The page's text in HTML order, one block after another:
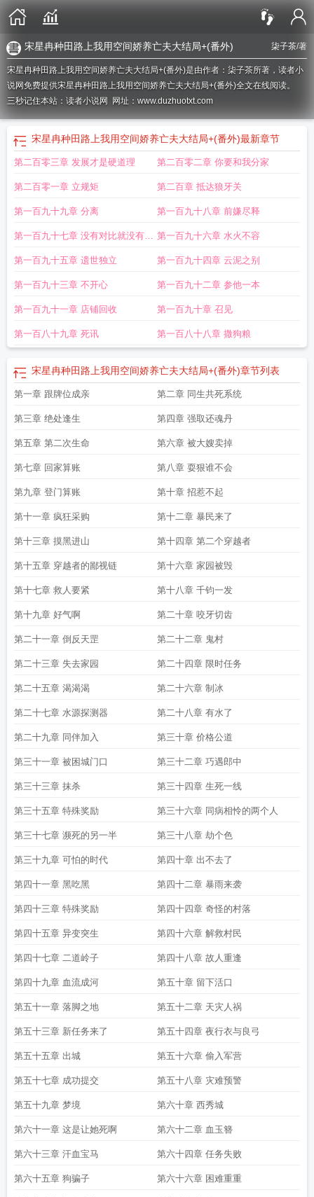
柒子茶/著
宋星冉种田路上我用空间娇养亡夫大结局+(番外)
宋星冉种田路上我用空间娇养亡夫大结局+(番外)是由作者：柒子茶所著，读者小
说网免费提供宋星冉种田路上我用空间娇养亡夫大结局+(番外)全文在线阅读。
三秒记住本站：读者小说网 网址：www.duzhuotxt.com
宋星冉种田路上我用空间娇养亡夫大结局+(番外)最新章节
第二百零三章 发展才是硬道理 第二百零二章 你要和我分家
第二百零一章 立规矩 第二百章 抵达狼牙关
第一百九十九章 分离 第一百九十八章 前嫌尽释
第一百九十七章 没有对比就没有伤
害
第一百九十六章 水火不容
第一百九十五章 遗世独立 第一百九十四章 云泥之别
第一百九十三章 不开心 第一百九十二章 参他一本
第一百九十一章 店铺回收 第一百九十章 召见
第一百八十九章 死讯 第一百八十八章 撒狗粮
宋星冉种田路上我用空间娇养亡夫大结局+(番外)章节列表
第一章 跟牌位成亲 第二章 同生共死系统
第三章 绝处逢生 第四章 强取还魂丹
第五章 第二次生命 第六章 被大嫂卖掉
第七章 回家算账 第八章 耍狠谁不会
第九章 登门算账 第十章 招惹不起
第十一章 疯狂采购 第十二章 暴民来了
第十三章 摸黑进山 第十四章 第二个穿越者
第十五章 穿越者的鄙视链 第十六章 家园被毁
第十七章 救人要紧 第十八章 千钧一发
第十九章 好气啊 第二十章 咬牙切齿
第二十一章 倒反天罡 第二十二章 鬼村
第二十三章 失去家园 第二十四章 限时任务
第二十五章 渴渴渴 第二十六章 制冰
第二十七章 水源探测器 第二十八章 有水了
第二十九章 同伴加入 第三十章 价格公道
第三十一章 被困城门口 第三十二章 巧遇郎中
第三十三章 抹杀 第三十四章 生死一线
第三十五章 特殊奖励 第三十六章 同病相怜的两个人
第三十七章 濒死的另一半 第三十八章 劫个色
第三十九章 可怕的时代 第四十章 出不去了
第四十一章 黑吃黑 第四十二章 暴雨来袭
第四十三章 特殊奖励 第四十四章 奇怪的村落
第四十五章 异变突生 第四十六章 解救村民
第四十七章 二道岭子 第四十八章 故人重逢
第四十九章 血流成河 第五十章 留下活口
第五十一章 落脚之地 第五十二章 天灾人祸
第五十三章 新任务来了 第五十四章 夜行衣与良弓
第五十五章 出城 第五十六章 偷入军营
第五十七章 成功提交 第五十八章 灾难预警
第五十九章 梦境 第六十章 西秀城
第六十一章 这是让她死啊 第六十二章 血玉簪
第六十三章 汗血宝马 第六十四章 任务失败
第六十五章 狗骗子 第六十六章 困难重重